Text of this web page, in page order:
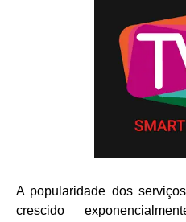
A popularidade dos
crescido